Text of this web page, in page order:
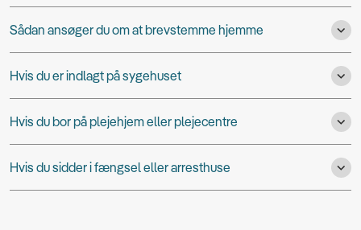
Sådan ansøger du om at brevstemme hjemme
Hvis du er indlagt på sygehuset
Hvis du bor på plejehjem eller plejecentre
Hvis du sidder i fængsel eller arresthuse